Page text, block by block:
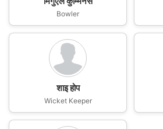
Bowler
शाइ होप
Wicket Keeper